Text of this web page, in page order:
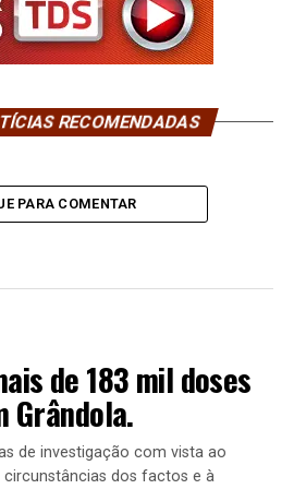
RECOMENDADAS
PARA COMENTAR
de 183 mil doses
Grândola.
de investigação com vista ao
dos factos e à